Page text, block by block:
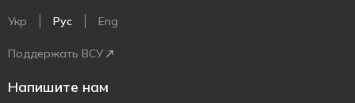
Укр Рус Eng
Поддержать ВСУ
Напишите нам